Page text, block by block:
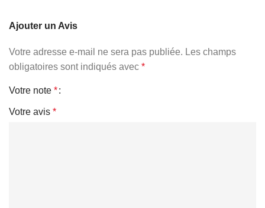
Ajouter un Avis
Votre adresse e-mail ne sera pas publiée. Les champs
obligatoires sont indiqués avec *
Votre note *
Votre avis *